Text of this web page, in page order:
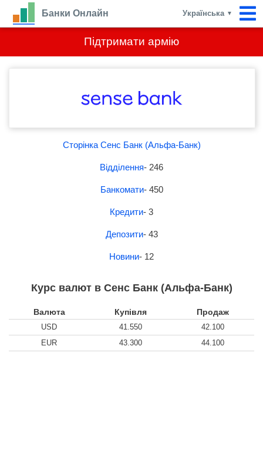
Підтримати армію
Банки Онлайн Українська ▼
Сторінка Сенс Банк (Альфа-Банк)
Відділення- 246
Банкомати- 450
Кредити- 3
Депозити- 43
Новини- 12
Курс валют в Сенс Банк (Альфа-Банк)
Валюта Купівля Продаж
USD 41.550
42.100
EUR
43.300 44.100